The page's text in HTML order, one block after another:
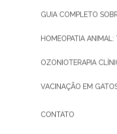
GUIA COMPLETO
HOMEOPATIA
OZONIOTERAPIA
VACINAÇÃO EM
CONTATO